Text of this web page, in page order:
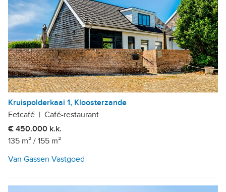
Kruispolderkaai 1, Kloosterzande
Eetcafé | Café-restaurant
€ 450.000 k.k.
135 m² / 155 m²
Van Gassen Vastgoed